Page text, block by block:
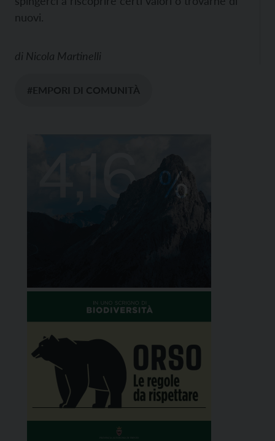
nuovi.
di Nicola Martinelli
#EMPORI DI COMUNITÀ